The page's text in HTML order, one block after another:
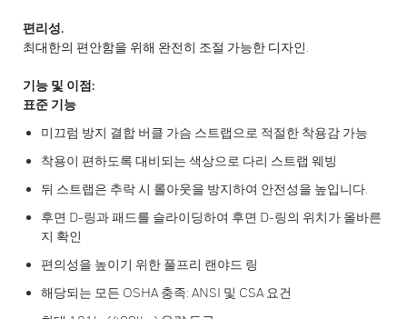
편리성.
최대한의 편안함을 위해 완전히 조절 가능한 디자인.
기능 및 이점:
표준 기능
미끄럼 방지 결합 버클 가슴 스트랩으로 적절한 착용감 가능
착용이 편하도록 대비되는 색상으로 다리 스트랩 웨빙
뒤 스트랩은 추락 시 롤아웃을 방지하여 안전성을 높입니다.
후면 D-링과 패드를 슬라이딩하여 후면 D-링의 위치가 올바른
지 확인
편의성을 높이기 위한 풀프리 랜야드 링
해당되는 모든 OSHA 충족: ANSI 및 CSA 요건